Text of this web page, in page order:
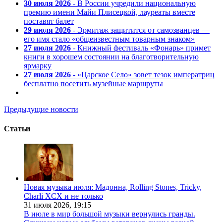
30 июля 2026 - В России учредили национальную
премию имени Майи Плисецкой, лауреаты вместе
поставят балет
29 июля 2026 - Эрмитаж защитится от самозванцев —
его имя стало «общеизвестным товарным знаком»
27 июля 2026 - Книжный фестиваль «Фонарь» примет
книги в хорошем состоянии на благотворительную
ярмарку
27 июля 2026 - «Царское Село» зовет тезок императриц
бесплатно посетить музейные маршруты
Предыдущие новости
Статьи
Новая музыка июля: Мадонна, Rolling Stones, Tricky,
Charli XCX и не только
31 июля 2026, 19:15
В июле в мир большой музыки вернулись гранды.